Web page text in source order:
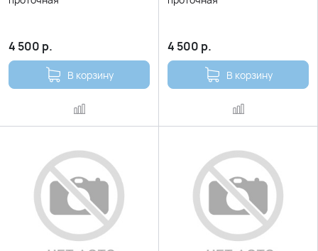
4 500 р.
В корзину
4 500 р.
В корзину